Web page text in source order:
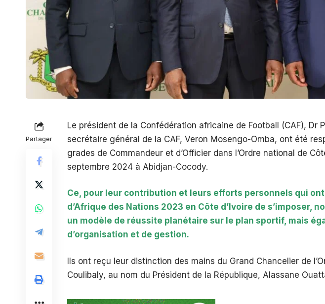
Partager
Le président de la Confédération africaine de Football (CAF), Dr
secrétaire général de la CAF, Veron Mosengo-Omba, ont été
grades de Commandeur et d’Officier dans l’Ordre national de
septembre 2024 à Abidjan-Cocody.
Ce, pour leur contribution et leurs efforts personnels qui ont
d’Afrique des Nations 2023 en Côte d’Ivoire de s’imposer,
un modèle de réussite planétaire sur le plan sportif, mais
d’organisation et de gestion.
Ils ont reçu leur distinction des mains du Grand Chancelier de
Coulibaly, au nom du Président de la République, Alassane